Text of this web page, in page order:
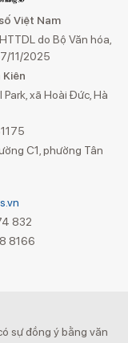
Việt Nam
do Bộ Văn hóa,
11/2025
Kiên
xã Hoài Đức, Hà
C1, phường Tân
832
8166
sự đồng ý bằng văn